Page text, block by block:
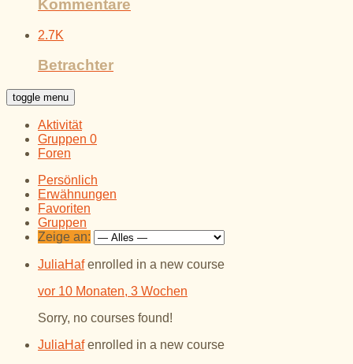
Kommentare
2.7K
Betrachter
toggle menu
Aktivität
Gruppen 0
Foren
Persönlich
Erwähnungen
Favoriten
Gruppen
Zeige an:
JuliaHafenrolled in a new course
vor 10 Monaten, 3 Wochen
Sorry, no courses found!
JuliaHafenrolled in a new course